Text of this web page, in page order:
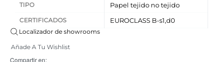
TIPO Papel tejido no tejido
CERTIFICADOS EUROCLASS B-s1,d0
Localizador de showrooms
Añade A Tu Wishlist
Compartir en: